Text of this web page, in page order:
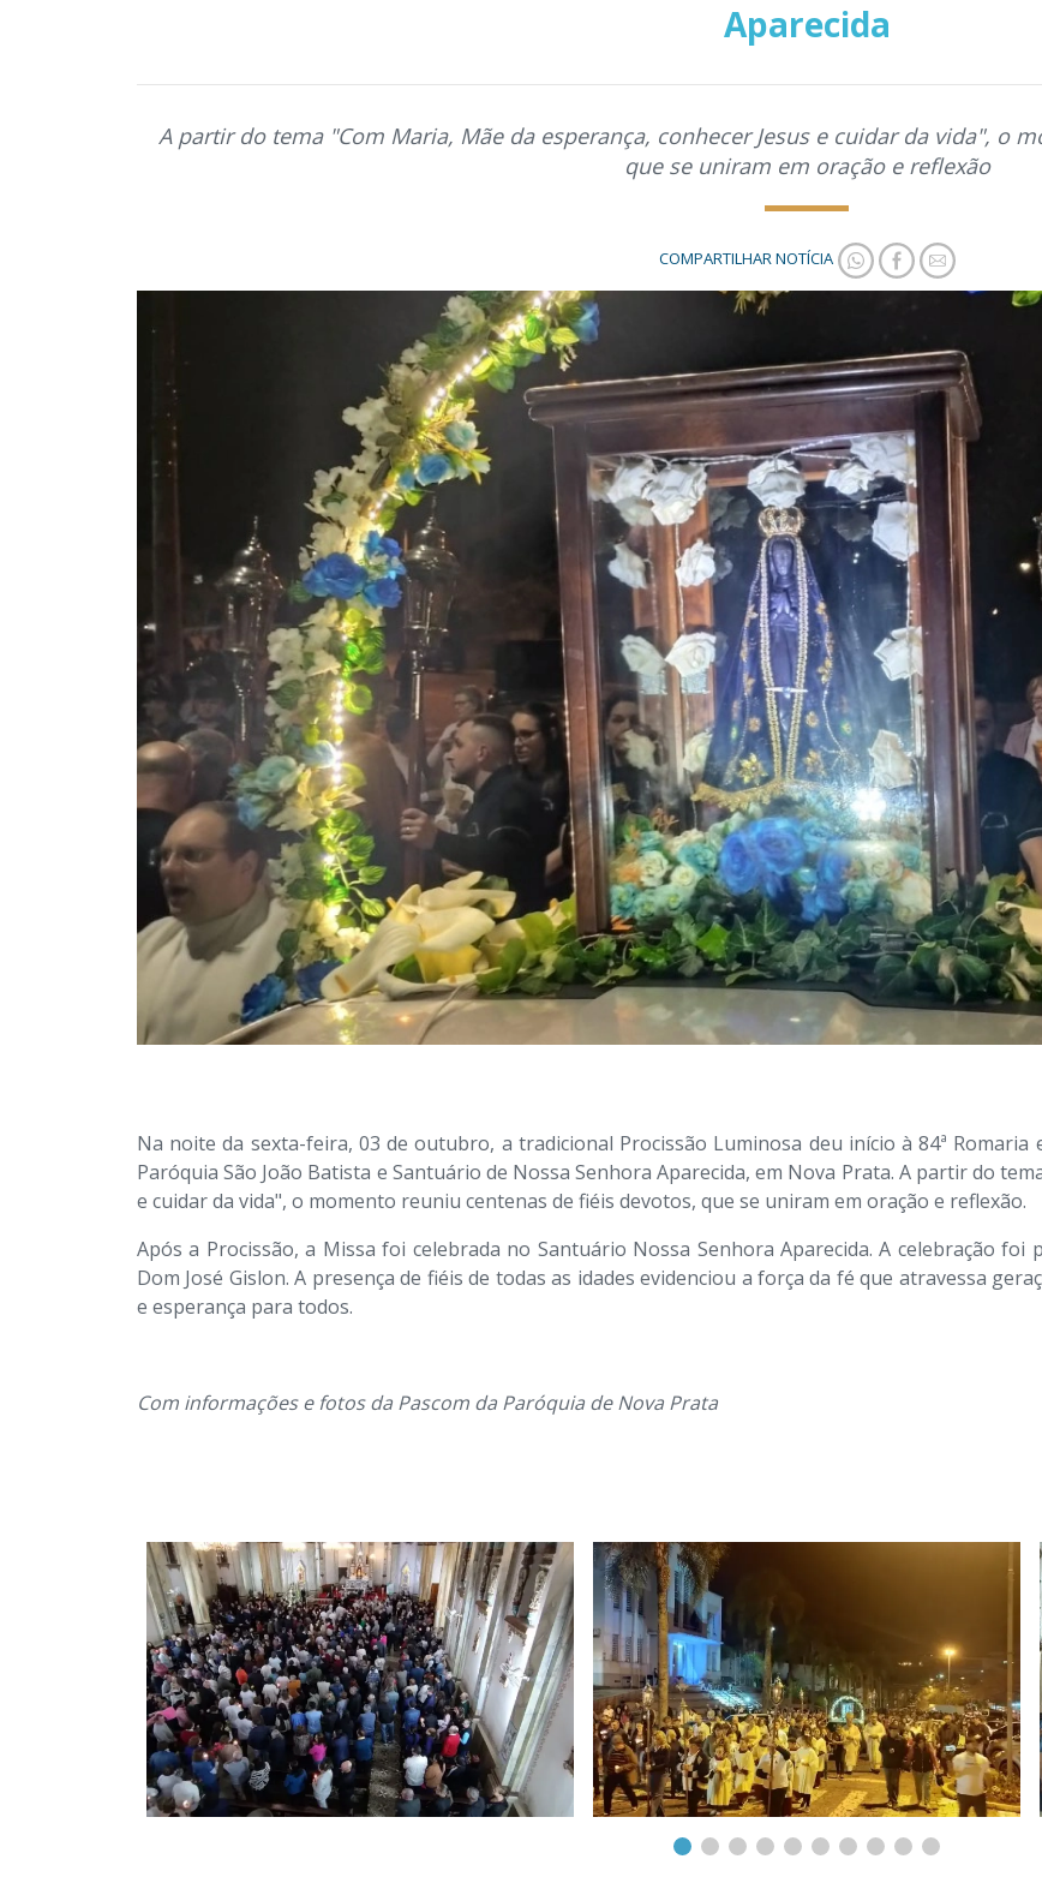
Aparecida
A partir do tema "Com Maria, Mãe da esperança, conhecer Jesus e cuidar da vida", o
que se uniram em oração e reflexão
COMPARTILHAR NOTÍCIA
Na noite da sexta-feira, 03 de outubro, a tradicional Procissão Luminosa deu início à 84ª Romaria
Paróquia São João Batista e Santuário de Nossa Senhora Aparecida, em Nova Prata. A partir do
e cuidar da vida", o momento reuniu centenas de fiéis devotos, que se uniram em oração e reflexão.
Após a Procissão, a Missa foi celebrada no Santuário Nossa Senhora Aparecida. A celebração foi
Dom José Gislon. A presença de fiéis de todas as idades evidenciou a força da fé que atravessa
e esperança para todos.
Com informações e fotos da Pascom da Paróquia de Nova Prata